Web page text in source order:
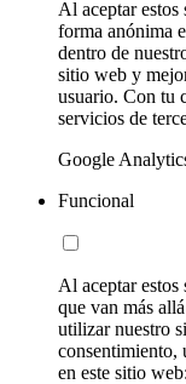
Al aceptar estos
forma anónima
dentro de
sitio web y
usuario. Con tu
servicios de
Google
Funcional
Al aceptar estos
que van más
utilizar nuestro
consentimiento,
en este sitio web: